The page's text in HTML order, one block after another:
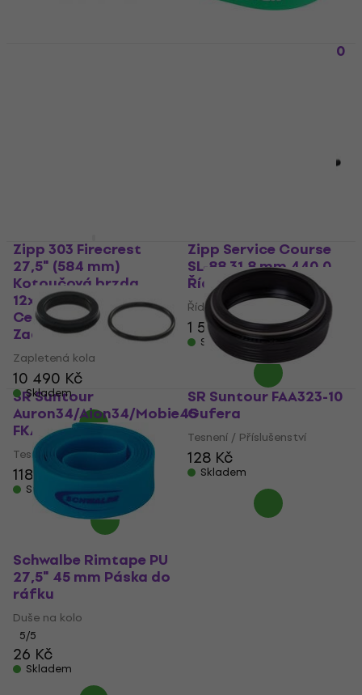
Zéfal Rimtape MTB 20
Zipp 303 Firecrest
27,5" (584 mm)
Kotoučová brzda
12x142 Shimano HG
Center Lock 45 mm
Zadní kolo
Zapletená kola
10 490 Kč
Skladem
Zipp Service Course
SL-88 31,8 mm 440.0
Řídítka
Řídítka
1 536 Kč
Skladem
SR Suntour
Auron34/Aion34/Mobie45
FKA121-12 Gufera
Tesnení / Příslušenství
118 Kč
Skladem
SR Suntour FAA323-10
Gufera
Tesnení / Příslušenství
128 Kč
Skladem
Schwalbe Rimtape PU
27,5" 45 mm Páska do
ráfku
Duše na kolo
5/5
26 Kč
Skladem